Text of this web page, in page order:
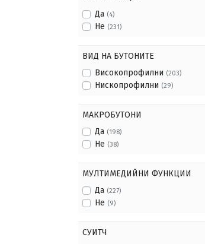
Да (4)
Не (231)
ВИД НА БУТОНИТЕ
Високопрофилни (203)
Нископрофилни (29)
МАКРОБУТОНИ
Да (198)
Не (38)
МУЛТИМЕДИЙНИ ФУНКЦИИ
Да (227)
Не (9)
СУИТЧ